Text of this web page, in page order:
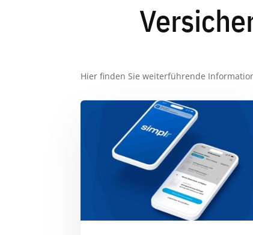
Hier finden Sie weiterführende